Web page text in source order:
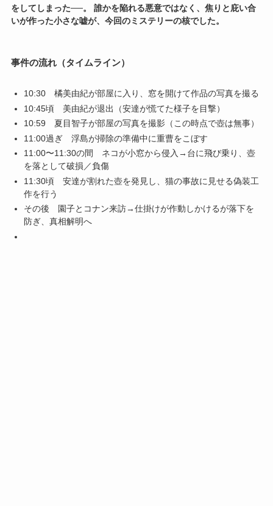
をしてしまった──。 誰かを陥れる悪意ではなく、焦りと庇い合
いが作った小さな嘘が、今回のミステリーの核でした。
事件の流れ（タイムライン）
10:30 橘美由紀が部屋に入り、窓を開けて作品の写真を撮る
10:45頃 美由紀が退出（安達が慌てた様子を目撃）
10:59 夏目智子が部屋の写真を撮影（この時点で壺は無事）
11:00過ぎ 浮島が掃除の準備中に重曹をこぼす
11:00〜11:30の間 ネコが小窓から侵入→台に飛び乗り、壺
を落として破損／負傷
11:30頃 安達が割れた壺を発見し、猫の事故に見せる偽装工
作を行う
その後 園子とコナン来訪→仕掛けが作動しかけるが落下を
防ぎ、真相解明へ